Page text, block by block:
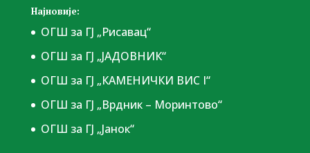
Најновије:
ОГШ за ГЈ „Рисавац“
ОГШ за ГЈ „ЈАДОВНИК“
ОГШ за ГЈ „КАМЕНИЧКИ ВИС I“
ОГШ за ГЈ „Врдник – Моринтово“
ОГШ за ГЈ „Јанок“